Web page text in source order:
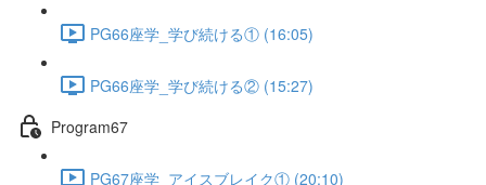
PG66座学_学び続ける① (16:05)
PG66座学_学び続ける② (15:27)
Program67
PG67座学_アイスブレイク① (20:10)